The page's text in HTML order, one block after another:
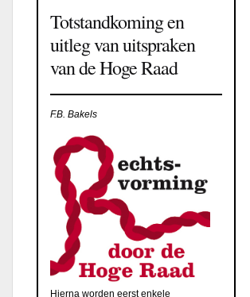
Totstandkoming en
uitleg van uitspraken
van de Hoge Raad
F.B. Bakels
Hierna worden eerst enkele